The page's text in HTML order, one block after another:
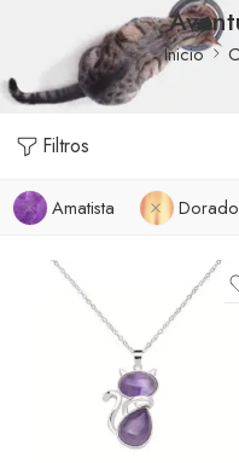
Inicio
Filtros
Amatista